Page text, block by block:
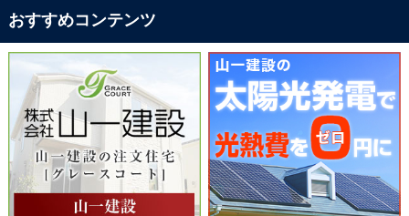
おすすめコンテンツ